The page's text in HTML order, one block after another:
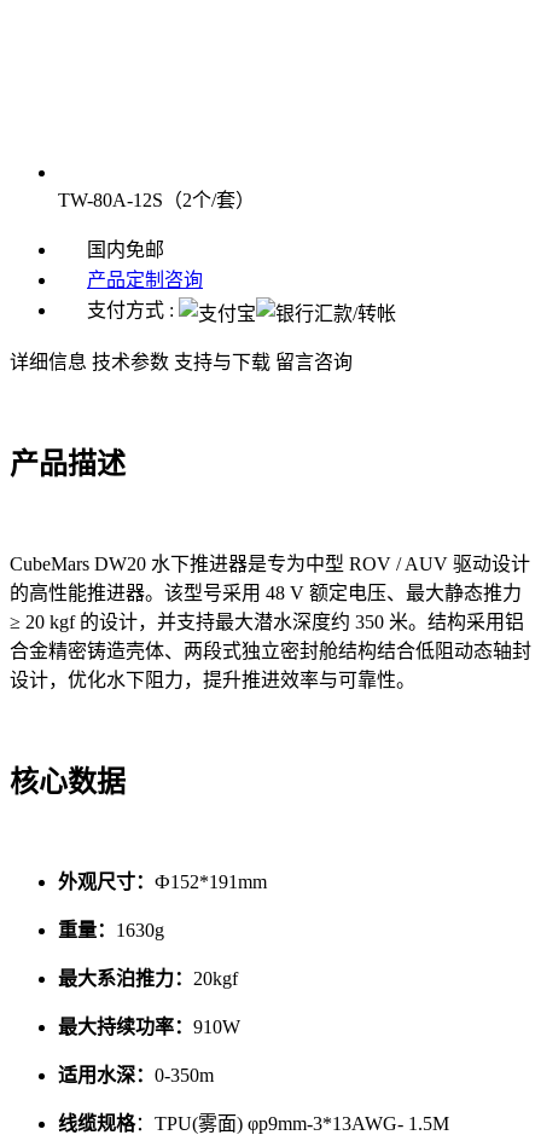
TW-80A-12S（2个/套）
国内免邮
产品定制咨询
支付方式 :
详细信息 技术参数 支持与下载 留言咨询
产品描述
CubeMars DW20 水下推进器是专为中型 ROV / AUV 驱动设计
的高性能推进器。该型号采用 48 V 额定电压、最大静态推力
≥ 20 kgf 的设计，并支持最大潜水深度约 350 米。结构采用铝
合金精密铸造壳体、两段式独立密封舱结构结合低阻动态轴封
设计，优化水下阻力，提升推进效率与可靠性。
核心数据
外观尺寸： Ф152*191mm
重量： 1630g
最大系泊推力： 20kgf
最大持续功率： 910W
适用水深： 0-350m
线缆规格：TPU(雾面) φp9mm-3*13AWG- 1.5M